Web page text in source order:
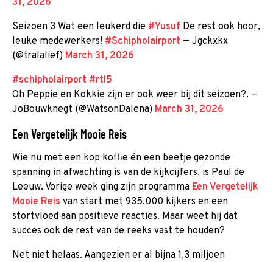
Seizoen 3 Wat een leukerd die #Yusuf De rest ook hoor,
leuke medewerkers! #Schipholairport — Jgckxkx
(@tralalief) March 31, 2026
#schipholairport #rtl5
Oh Peppie en Kokkie zijn er ook weer bij dit seizoen?. —
JoBouwknegt (@WatsonDalena) March 31, 2026
Een Vergetelijk Mooie Reis
Wie nu met een kop koffie én een beetje gezonde
spanning in afwachting is van de kijkcijfers, is Paul de
Leeuw. Vorige week ging zijn programma Een Vergetelijk
Mooie Reis van start met 935.000 kijkers en een
stortvloed aan positieve reacties. Maar weet hij dat
succes ook de rest van de reeks vast te houden?
Net niet helaas. Aangezien er al bijna 1,3 miljoen